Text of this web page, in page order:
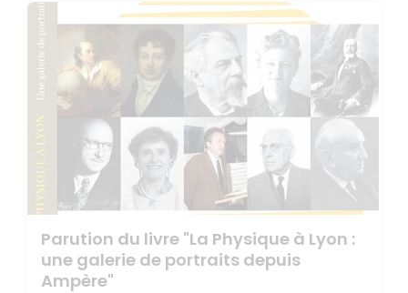
Parution du livre "La Physique à Lyon :
une galerie de portraits depuis
Ampère"